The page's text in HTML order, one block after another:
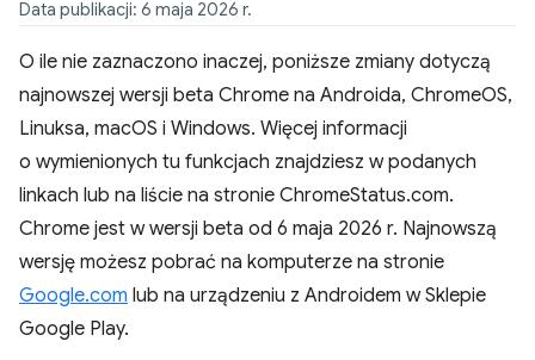
Data publikacji: 6 maja 2026 r.
O ile nie zaznaczono inaczej, poniższe zmiany dotyczą
najnowszej wersji beta Chrome na Androida, ChromeOS,
Linuksa, macOS i Windows. Więcej informacji
o wymienionych tu funkcjach znajdziesz w podanych
linkach lub na liście na stronie ChromeStatus.com.
Chrome jest w wersji beta od 6 maja 2026 r. Najnowszą
wersję możesz pobrać na komputerze na stronie
Google.com lub na urządzeniu z Androidem w Sklepie
Google Play.